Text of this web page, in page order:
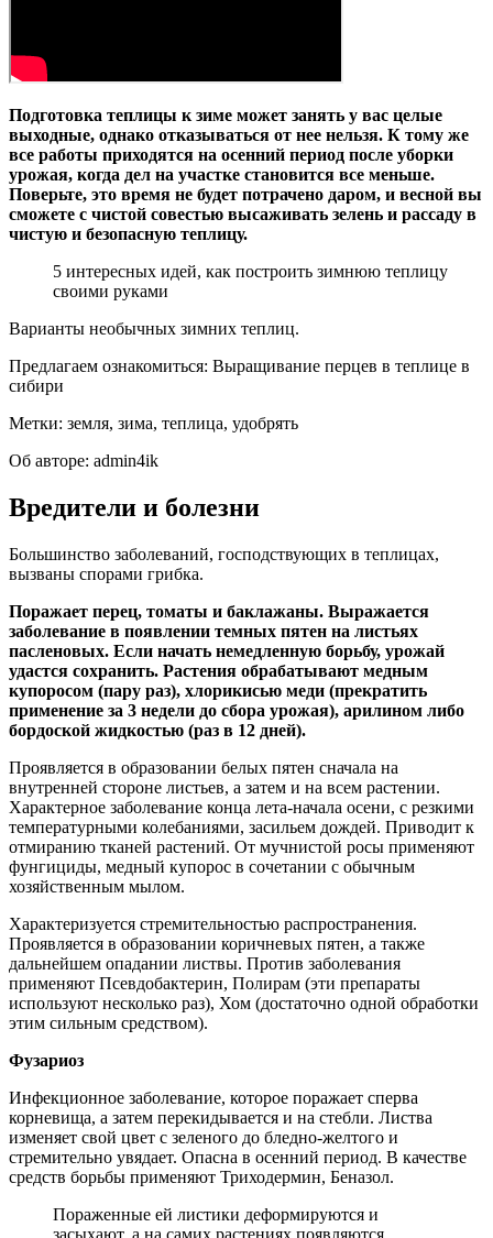
Подготовка теплицы к зиме может занять у вас целые
выходные, однако отказываться от нее нельзя. К тому же
все работы приходятся на осенний период после уборки
урожая, когда дел на участке становится все меньше.
Поверьте, это время не будет потрачено даром, и весной вы
сможете с чистой совестью высаживать зелень и рассаду в
чистую и безопасную теплицу.
5 интересных идей, как построить зимнюю теплицу
своими руками
Варианты необычных зимних теплиц.
Предлагаем ознакомиться: Выращивание перцев в теплице в
сибири
Метки: земля, зима, теплица, удобрять
Об авторе: admin4ik
Вредители и болезни
Большинство заболеваний, господствующих в теплицах,
вызваны спорами грибка.
Поражает перец, томаты и баклажаны. Выражается
заболевание в появлении темных пятен на листьях
пасленовых. Если начать немедленную борьбу, урожай
удастся сохранить. Растения обрабатывают медным
купоросом (пару раз), хлорикисью меди (прекратить
применение за 3 недели до сбора урожая), арилином либо
бордоской жидкостью (раз в 12 дней).
Проявляется в образовании белых пятен сначала на
внутренней стороне листьев, а затем и на всем растении.
Характерное заболевание конца лета-начала осени, с резкими
температурными колебаниями, засильем дождей. Приводит к
отмиранию тканей растений. От мучнистой росы применяют
фунгициды, медный купорос в сочетании с обычным
хозяйственным мылом.
Характеризуется стремительностью распространения.
Проявляется в образовании коричневых пятен, а также
дальнейшем опадании листвы. Против заболевания
применяют Псевдобактерин, Полирам (эти препараты
используют несколько раз), Хом (достаточно одной обработки
этим сильным средством).
Фузариоз
Инфекционное заболевание, которое поражает сперва
корневища, а затем перекидывается и на стебли. Листва
изменяет свой цвет с зеленого до бледно-желтого и
стремительно увядает. Опасна в осенний период. В качестве
средств борьбы применяют Триходермин, Беназол.
Пораженные ей листики деформируются и
засыхают, а на самих растениях появляются